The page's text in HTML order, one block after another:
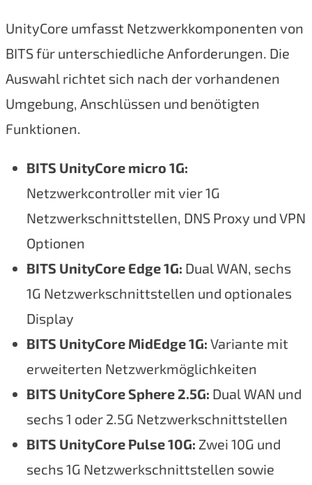
UnityCore umfasst Netzwerkkomponenten von
BITS für unterschiedliche Anforderungen. Die
Auswahl richtet sich nach der vorhandenen
Umgebung, Anschlüssen und benötigten
Funktionen.
BITS UnityCore micro 1G:
Netzwerkcontroller mit vier 1G
Netzwerkschnittstellen, DNS Proxy und VPN
Optionen
BITS UnityCore Edge 1G: Dual WAN, sechs
1G Netzwerkschnittstellen und optionales
Display
BITS UnityCore MidEdge 1G: Variante mit
erweiterten Netzwerkmöglichkeiten
BITS UnityCore Sphere 2.5G: Dual WAN und
sechs 1 oder 2.5G Netzwerkschnittstellen
BITS UnityCore Pulse 10G: Zwei 10G und
sechs 1G Netzwerkschnittstellen sowie